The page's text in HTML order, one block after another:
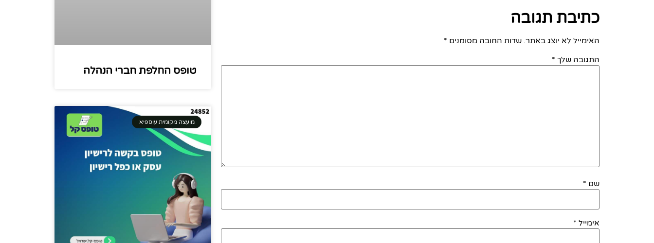
כתיבת תגובה
האימייל לא יוצג באתר. שדות החובה מסומנים *
התגובה שלך *
שם *
אימייל *
טופס החלפת חברי הנהלה
מועצה מקומית עוספיא